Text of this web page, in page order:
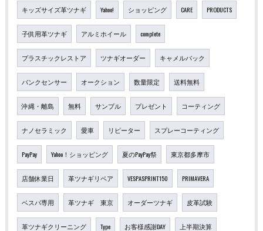
キッズサイズ革ツナギ Yahoo! ショッピング CARE PRODUCTS
子供用革ツナギ アルミホイール complete
プラスチックレストア ツナギオーダー キャメルバック
バンクセンサー オークション 数量限定 送料無料
沖縄・離島 無料 サンプル プレゼント コーティング
ナノセラミック 愛車 リピーター スプレーコーティング
PayPay Yahoo！ショッピング 夏のPayPay祭 東京都多摩市
店舗休業日 革ツナギリペア VESPASPRINT150 PRIMAVERA
ベスパ専用 革ツナギ 東京 オーダーツナギ 皮革試験
革ツナギクリーニング Type お客様感謝DAY 上半期決算